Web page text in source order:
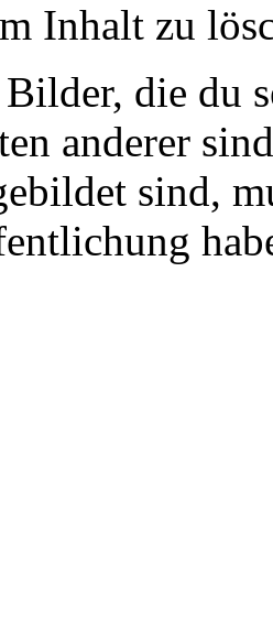
Inhalt zu
die du
anderer
sind,